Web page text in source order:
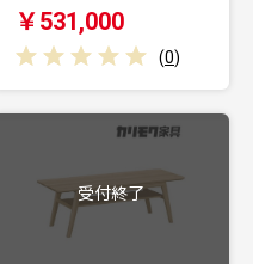
￥531,000
(0)
受付終了